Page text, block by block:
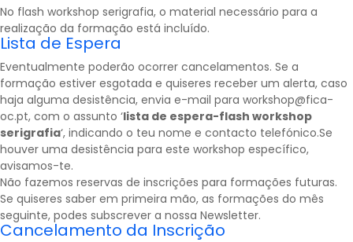
No flash workshop serigrafia, o material necessário para a
realização da formação está incluído.
Lista de Espera
Eventualmente poderão ocorrer cancelamentos. Se a
formação estiver esgotada e quiseres receber um alerta, caso
haja alguma desistência, envia e-mail para workshop@fica-
oc.pt, com o assunto ‘lista de espera-flash workshop
serigrafia‘, indicando o teu nome e contacto telefónico.Se
houver uma desistência para este workshop específico,
avisamos-te.
Não fazemos reservas de inscrições para formações futuras.
Se quiseres saber em primeira mão, as formações do mês
seguinte, podes subscrever a nossa Newsletter.
Cancelamento da Inscrição